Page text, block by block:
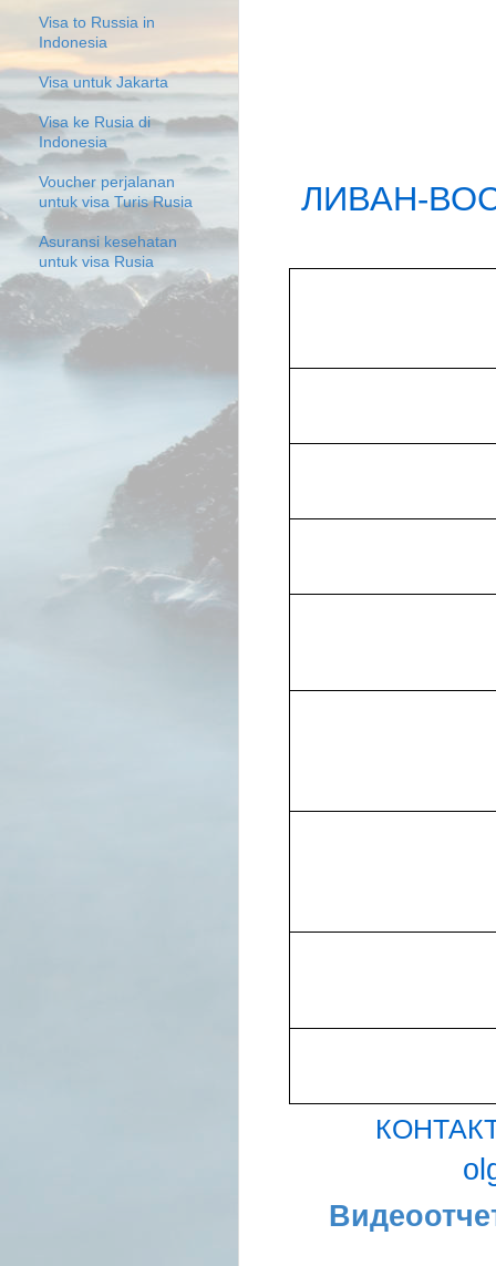
ЛИВАН-
Visa to Russia in
Indonesia
Visa untuk Jakarta
Visa ke Rusia di
Indonesia
Voucher perjalanan
untuk visa Turis Rusia
Asuransi kesehatan
untuk visa Rusia